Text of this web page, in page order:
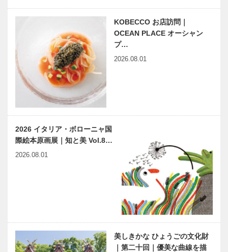
KOBECCO お店訪問｜
OCEAN PLACE オーシャン
プ…
2026.08.01
2026 イタリア・ボローニャ国
際絵本原画展｜知と美 Vol.8…
2026.08.01
美しきかな ひょうごの文化財
｜第二十回｜優美な曲線を描